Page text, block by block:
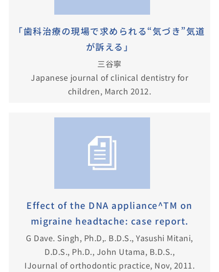
「歯科治療の現場で求められる“気づき”気道
が訴える」
三谷寧
Japanese journal of clinical dentistry for
children, March 2012.
Effect of the DNA appliance^TM on
migraine headtache: case report.
G Dave. Singh, Ph.D,. B.D.S., Yasushi Mitani,
D.D.S., Ph.D., John Utama, B.D.S.,
IJournal of orthodontic practice, Nov, 2011.